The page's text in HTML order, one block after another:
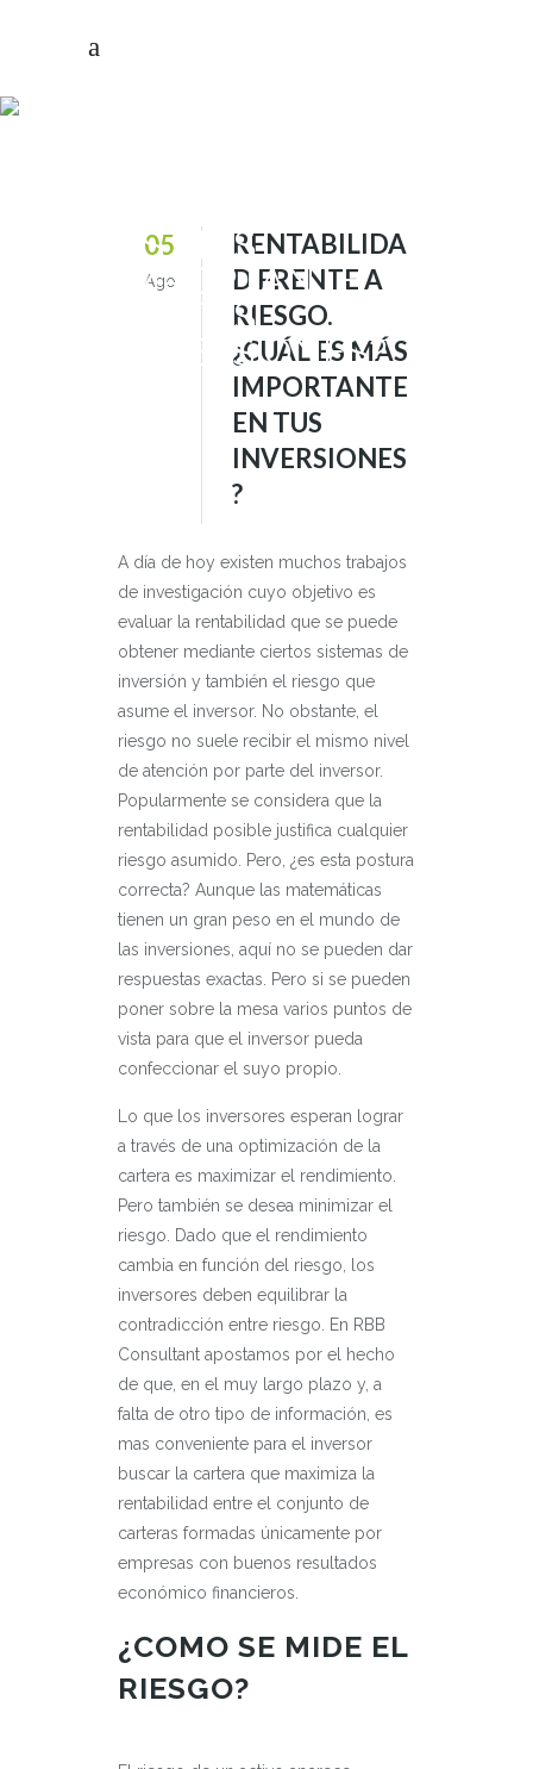
ES MÁS
IMPORTANTE
EN TUS
INVERSIONES?
05
Ago
RENTABILIDA
D FRENTE A
RIESGO.
¿CUÁL ES MÁS
IMPORTANTE
EN TUS
INVERSIONES
?
A día de hoy existen muchos trabajos
de investigación cuyo objetivo es
evaluar la rentabilidad que se puede
obtener mediante ciertos sistemas de
inversión y también el riesgo que
asume el inversor. No obstante, el
riesgo no suele recibir el mismo nivel
de atención por parte del inversor.
Popularmente se considera que la
rentabilidad posible justifica cualquier
riesgo asumido. Pero, ¿es esta postura
correcta? Aunque las matemáticas
tienen un gran peso en el mundo de
las inversiones, aquí no se pueden dar
respuestas exactas. Pero si se pueden
poner sobre la mesa varios puntos de
vista para que el inversor pueda
confeccionar el suyo propio.
Lo que los inversores esperan lograr
a través de una optimización de la
cartera es maximizar el rendimiento.
Pero también se desea minimizar el
riesgo. Dado que el rendimiento
cambia en función del riesgo, los
inversores deben equilibrar la
contradicción entre riesgo. En RBB
Consultant apostamos por el hecho
de que, en el muy largo plazo y, a
falta de otro tipo de información, es
mas conveniente para el inversor
buscar la cartera que maximiza la
rentabilidad entre el conjunto de
carteras formadas únicamente por
empresas con buenos resultados
económico financieros.
¿COMO SE MIDE EL
RIESGO?